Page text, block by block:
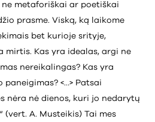
metaforiškai ar poetiškai
prasme. Viską, ką laikome
bet kurioje srityje,
mirtis. Kas yra idealas, argi ne
nereikalingas? Kas yra
paneigimas? <…> Patsai
nėra nė dienos, kuri jo nedarytų
(vert. A. Musteikis) Tai mes